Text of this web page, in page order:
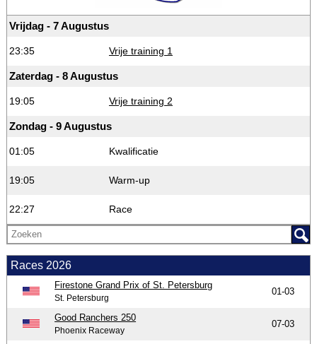
Vrijdag - 7 Augustus
23:35 Vrije training 1
Zaterdag - 8 Augustus
19:05 Vrije training 2
Zondag - 9 Augustus
01:05 Kwalificatie
19:05 Warm-up
22:27 Race
Races 2026
Firestone Grand Prix of St. Petersburg
St. Petersburg
01-03
Good Ranchers 250
Phoenix Raceway
07-03